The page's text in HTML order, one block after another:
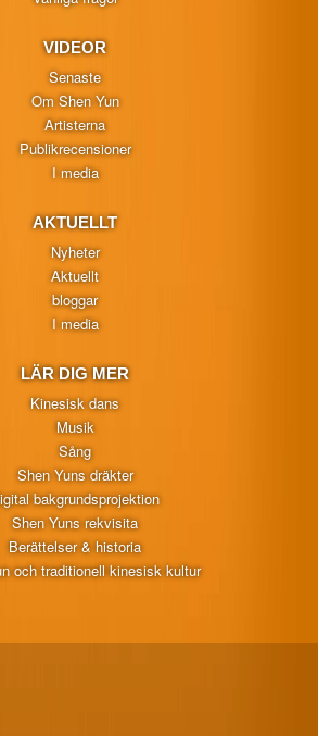
VIDEOR
Senaste
Om Shen Yun
Artisterna
Publikrecensioner
I media
AKTUELLT
Nyheter
Aktuellt
bloggar
I media
LÄR DIG MER
Kinesisk dans
Musik
Sång
Shen Yuns dräkter
bakgrundsprojektion
Shen Yuns rekvisita
Berättelser & historia
och traditionell kinesisk kultur